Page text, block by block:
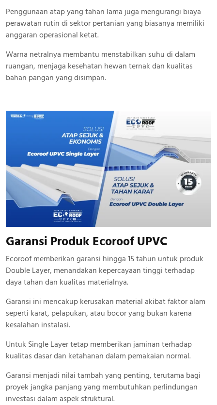
Penggunaan atap yang tahan lama juga mengurangi biaya
perawatan rutin di sektor pertanian yang biasanya memiliki
anggaran operasional ketat.
Warna netralnya membantu menstabilkan suhu di dalam
ruangan, menjaga kesehatan hewan ternak dan kualitas
bahan pangan yang disimpan.
Garansi Produk Ecoroof UPVC
Ecoroof memberikan garansi hingga 15 tahun untuk produk
Double Layer, menandakan kepercayaan tinggi terhadap
daya tahan dan kualitas materialnya.
Garansi ini mencakup kerusakan material akibat faktor alam
seperti karat, pelapukan, atau bocor yang bukan karena
kesalahan instalasi.
Untuk Single Layer tetap memberikan jaminan terhadap
kualitas dasar dan ketahanan dalam pemakaian normal.
Garansi menjadi nilai tambah yang penting, terutama bagi
proyek jangka panjang yang membutuhkan perlindungan
investasi dalam aspek struktural.